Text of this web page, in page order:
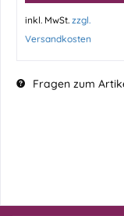
inkl. MwSt. zzgl.
Versandkosten
Fragen zum